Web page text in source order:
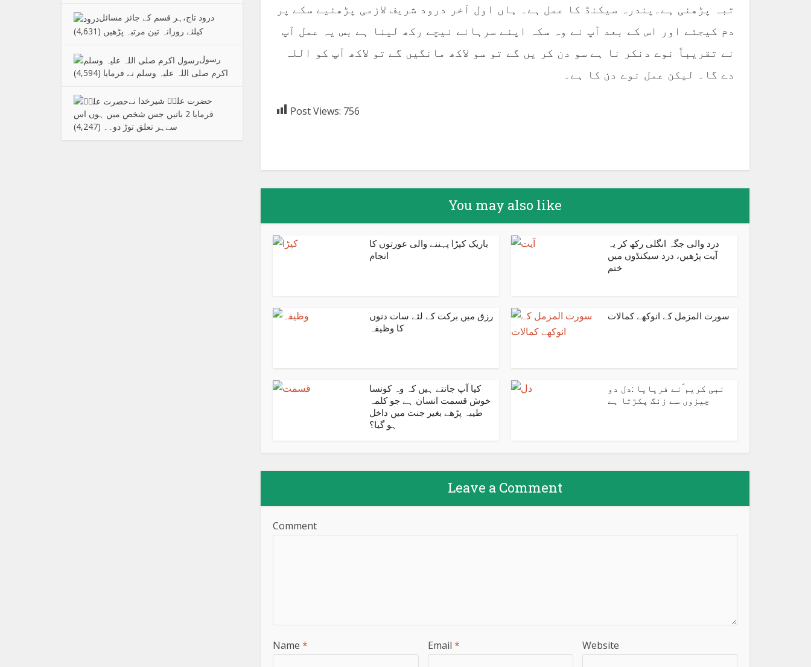
درود تاج،ہر قسم کے جائز مسائل
کیلئے روزانہ تین مرتبہ پڑھیں (4,631)
رسول
اکرم صلی اللہ علیہ وسلم نے فرمایا (4,594)
حضرت علیؑ شیرخدا نے
فرمایا 2 باتیں جس شخص میں ہوں اس
سےہر تعلق توڑ دو۔۔ (4,247)
تبہ پڑھنی ہے۔پندرہ سیکنڈ کا عمل ہے۔ ہاں اول آخر درود شریف لازمی پڑھئیے سکے پر
دم کیجئے اور اس کے بعد آپ نے وہ سکہ اپنے سرہانے نیچے رکھ لینا ہے بس یہ عمل آپ
نے تقریباً نوے دنکر نا ہے سو دن کر یں گے تو سو لاکھ مانگیں گے تو لاکھ آپ کو اللہ
دے گا۔ لیکن عمل نوے دن کا ہے۔
Post Views: 756
You may also like
باریک کپڑا پہننے والی عورتوں کا
انجام
درد والی جگہ انگلی رکھ کر یہ
آیت پڑھیں، درد سیکنڈوں میں
ختم
رزق میں برکت کے لئے سات دنوں
کا وظیفہ
سورت المزمل کے انوکھے کمالات
کیا آپ جانتے ہیں کہ وہ کونسا
خوش قسمت انسان ہے جو کلمہ
طیبہ پڑھے بغیر جنت میں داخل
ہو گیا؟
نبی کریم ؐنے فریایا :دل دو
چیزوں سے زنگ پکڑتا ہے
Leave a Comment
Comment
Name * Email * Website